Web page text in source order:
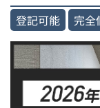
登記可能 完全